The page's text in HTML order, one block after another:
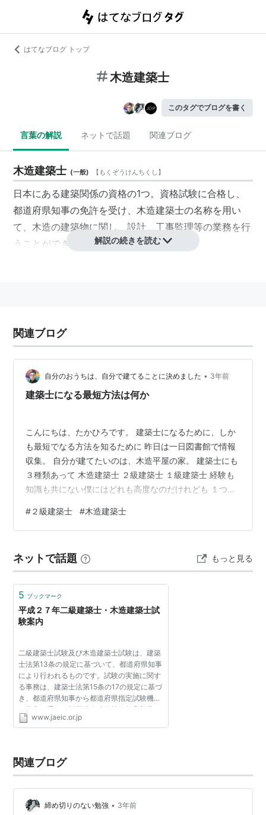
はてなブログ トップ
木造建築士
このタグでブログを書く
言葉の解説 ネットで話題 関連ブログ
木造建築士 (一般) 【 もくぞうけんちくし 】
日本にある建築関係の資格の1つ。資格試験に合格し、
都道府県知事の免許を受け、木造建築士の名称を用い
て、木造の建築物に関し、設計、工事監理等の業務を行
うことができる。
解説の続きを読む
関連ブログ
自分のおうちは、自分で建てることに決めました • 3年前
建築士になる最短方法は何か
こんにちは、たかひろです。 建築士になるために、しか
も最短でなる方法を知るために 昨日は一日図書館で情報
収集。 自分が建てたいのは、木造平屋の家。 建築士にも
３種類あって 木造建築士 ２級建築士 １級建築士 経験も
知識も共にない僕にはどれも高度なのだけれども １つ分
たいのだから 高度な１級は不要。 また、資格を取得しな
いと建てられないわけではない。自分の家だという 前提
は２級を取ると自動でOKらしい。 木造だけだと、２級の
ないらしい。 ということで勉強するならば２級建築士な
#２級建築士 #木造建築士
ネットで話題 もっと見る
5 ブックマーク
平成２７年二級建築士・木造建築士試
験案内
二級建築士試験及び木造建築士試験は、建築
士法第13条の規定に基づいて、都道府県知事
により行われるものです。試験の実施に関す
る事務は、建築士法第15条の17の規定に基づ
き、都道府県知事から都道府県指定試験機関
の指定を受けた財団法人建築技術教育普及セ
ンター（以下「センター」という。）が行い
www.jaeic.or.jp
関連ブログ
締め切りのない勉強 • 3年前